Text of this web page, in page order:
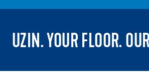
UZIN. YOUR FLOOR.